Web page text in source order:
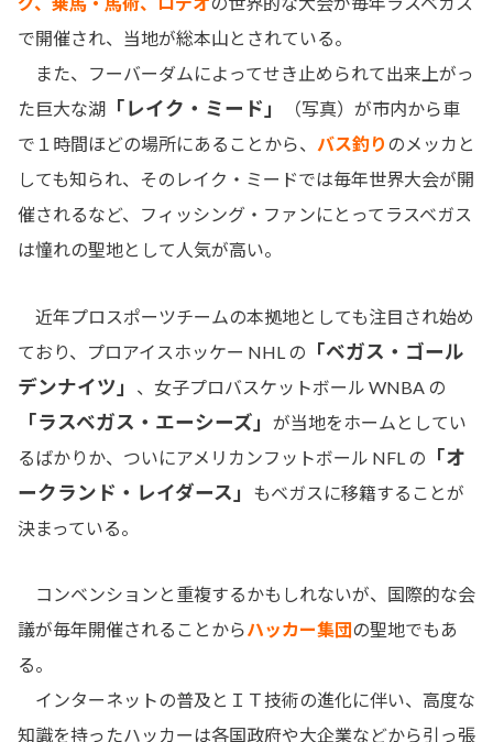
で開催され、当地が総本山とされている。
また、フーバーダムによってせき止められて出来上がっ
た巨大な湖 「レイク・ミード」
（写真）が市内から車
で１時間ほどの場所にあることから、 バス釣り のメッカと
しても知られ、そのレイク・ミードでは毎年世界大会が開
催されるなど、フィッシング・ファンにとってラスベガス
は憧れの聖地として人気が高い。
近年プロスポーツチームの本拠地としても注目され始め
ており、プロアイスホッケー NHL の
「ベガス・ゴール
デンナイツ」
、女子プロバスケットボール WNBA の
「ラスベガス・エーシーズ」 が当地をホームとしてい
るばかりか、ついにアメリカンフットボール NFL の
「オ
ークランド・レイダース」
もベガスに移籍することが
決まっている。
コンベンションと重複するかもしれないが、国際的な会
議が毎年開催されることからハッカー集団の聖地でもあ
る。
インターネットの普及とＩＴ技術の進化に伴い、高度な
知識を持ったハッカーは各国政府や大企業などから引っ張